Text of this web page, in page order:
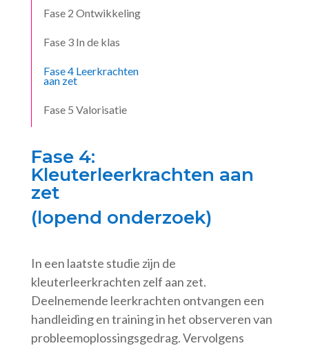
Fase 2 Ontwikkeling
Fase 3 In de klas
Fase 4 Leerkrachten
aan zet
Fase 5 Valorisatie
Fase 4:
Kleuterleerkrachten aan
zet
(lopend onderzoek)
In een laatste studie zijn de
kleuterleerkrachten zelf aan zet.
Deelnemende leerkrachten ontvangen een
handleiding en training in het observeren van
probleemoplossingsgedrag. Vervolgens